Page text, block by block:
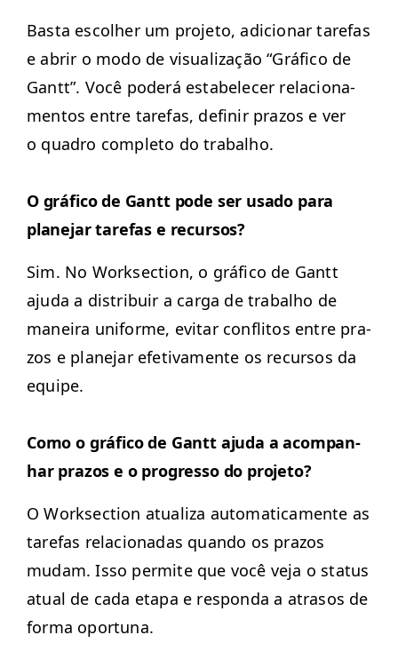
Bas­ta escol­her um pro­je­to, adi­cionar tare­fas
e abrir o modo de visu­al­iza­ção“Grá­fi­co de
Gantt”. Você poderá esta­b­ele­cer rela­ciona­
men­tos entre tare­fas, definir pra­zos e ver
o quadro com­ple­to do trabalho.
O grá­fi­co de Gantt pode ser usa­do para
plane­jar tare­fas e recursos?
Sim. No Work­sec­tion, o grá­fi­co de Gantt
aju­da a dis­tribuir a car­ga de tra­bal­ho de
maneira uni­forme, evi­tar con­fli­tos entre pra­
zos e plane­jar efe­ti­va­mente os recur­sos da
equipe.
Como o grá­fi­co de Gantt aju­da a acom­pan­
har pra­zos e o pro­gres­so do projeto?
O Work­sec­tion atu­al­iza auto­mati­ca­mente as
tare­fas rela­cionadas quan­do os pra­zos
mudam. Isso per­mite que você veja o sta­tus
atu­al de cada eta­pa e respon­da a atra­sos de
for­ma oportuna.